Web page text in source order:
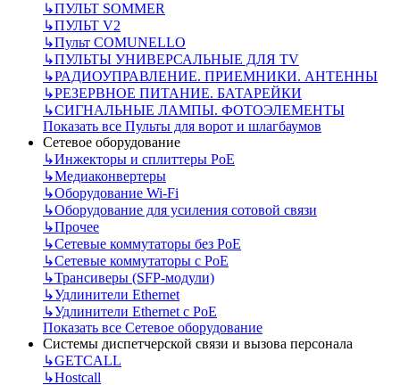
↳ПУЛЬТ SOMMER
↳ПУЛЬТ V2
↳Пульт СOMUNELLO
↳ПУЛЬТЫ УНИВЕРСАЛЬНЫЕ ДЛЯ TV
↳РАДИОУПРАВЛЕНИЕ. ПРИЕМНИКИ. АНТЕННЫ
↳РЕЗЕРВНОЕ ПИТАНИЕ. БАТАРЕЙКИ
↳СИГНАЛЬНЫЕ ЛАМПЫ. ФОТОЭЛЕМЕНТЫ
Показать все Пульты для ворот и шлагбаумов
Сетевое оборудование
↳Инжекторы и сплиттеры РоЕ
↳Медиаконвертеры
↳Оборудование Wi-Fi
↳Оборудование для усиления сотовой связи
↳Прочее
↳Сетевые коммутаторы без РоЕ
↳Сетевые коммутаторы с РоЕ
↳Трансиверы (SFP-модули)
↳Удлинители Ethernet
↳Удлинители Ethernet с PoE
Показать все Сетевое оборудование
Системы диспетчерской связи и вызова персонала
↳GETCALL
↳Hostcall